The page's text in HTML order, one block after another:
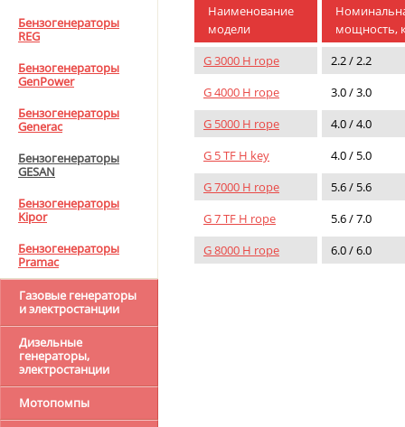
Бензогенераторы
REG
Бензогенераторы
GenPower
Бензогенераторы
Generac
Бензогенераторы
GESAN
Бензогенераторы
Kipor
Бензогенераторы
Pramaс
Газовые генераторы
и электростанции
Дизельные
генераторы,
электростанции
Мотопомпы
Наименование
модели
мощность,
G 3000 H rope
2.2 / 2.2
G 4000 H rope
3.0 / 3.0
G 5000 H rope
4.0 / 4.0
G 5 TF H key
4.0 / 5.0
G 7000 H rope
5.6 / 5.6
G 7 TF H rope
5.6 / 7.0
G 8000 H rope
6.0 / 6.0